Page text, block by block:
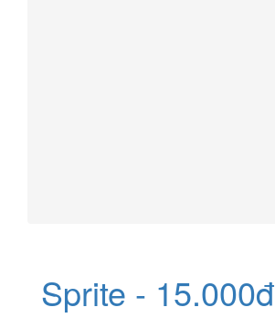
Sprite - 15.000đ